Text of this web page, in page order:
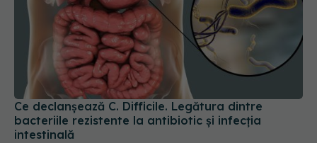
Ce declanșează C. Difficile. Legătura dintre
bacteriile rezistente la antibiotic și infecția
intestinală